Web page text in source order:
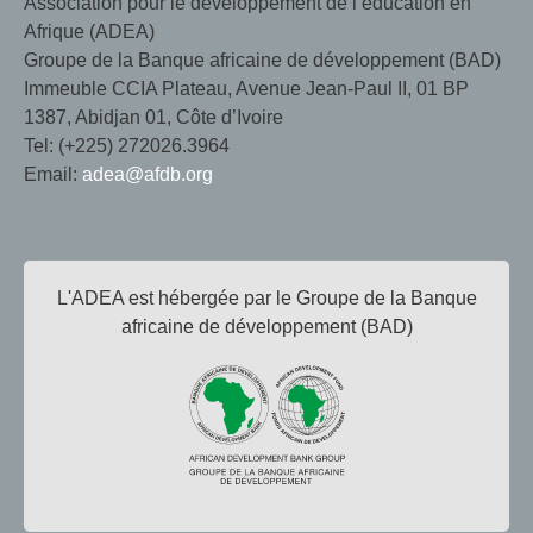
Afrique (ADEA)
Groupe de la Banque africaine de développement (BAD)
Immeuble CCIA Plateau, Avenue Jean-Paul II, 01 BP
1387, Abidjan 01, Côte d’Ivoire
Tel: (+225) 272026.3964
Email: adea@afdb.org
L'ADEA est hébergée par le Groupe de la Banque
africaine de développement (BAD)